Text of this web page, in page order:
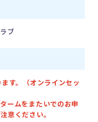
ブ
す。（オンラインセッ
ームをまたいでのお申
意ください。